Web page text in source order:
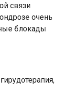
связи
очень
блокады